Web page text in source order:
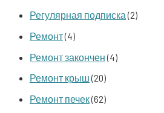
Регулярная подписка(2)
Ремонт(4)
Ремонт закончен(4)
Ремонт крыш(20)
Ремонт печек(62)